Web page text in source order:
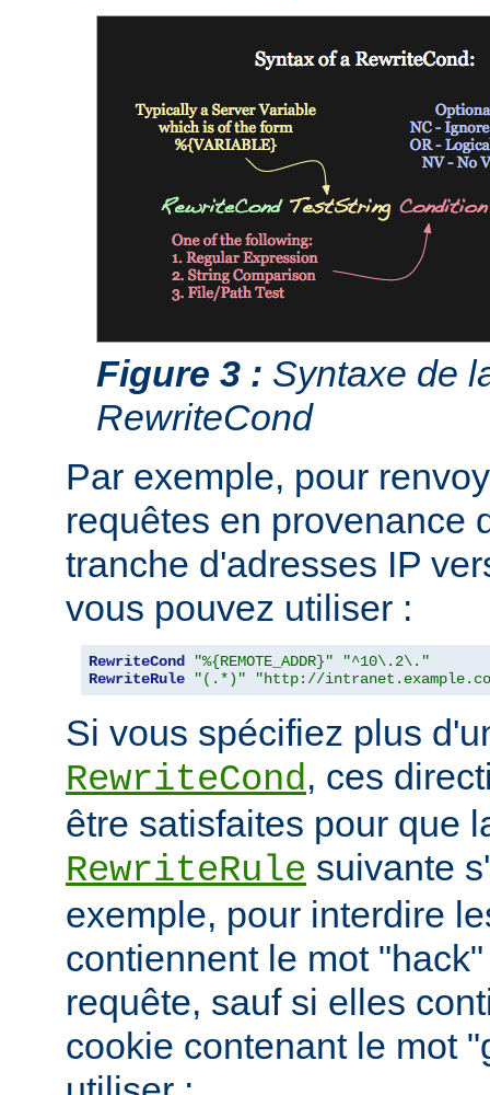
Figure 3 : Syntaxe de
RewriteCond
Par exemple, pour
requêtes en provenance
tranche d'adresses IP
vous pouvez utiliser :
RewriteCond "%{REMOTE_ADDR}"
"^10\.2\."
RewriteRule
"(.*)" "http://
Si vous spécifiez plus
RewriteCond, ces
être satisfaites pour que
RewriteRule suivante
exemple, pour interdire
contiennent le mot
requête, sauf si elles
cookie contenant le mot